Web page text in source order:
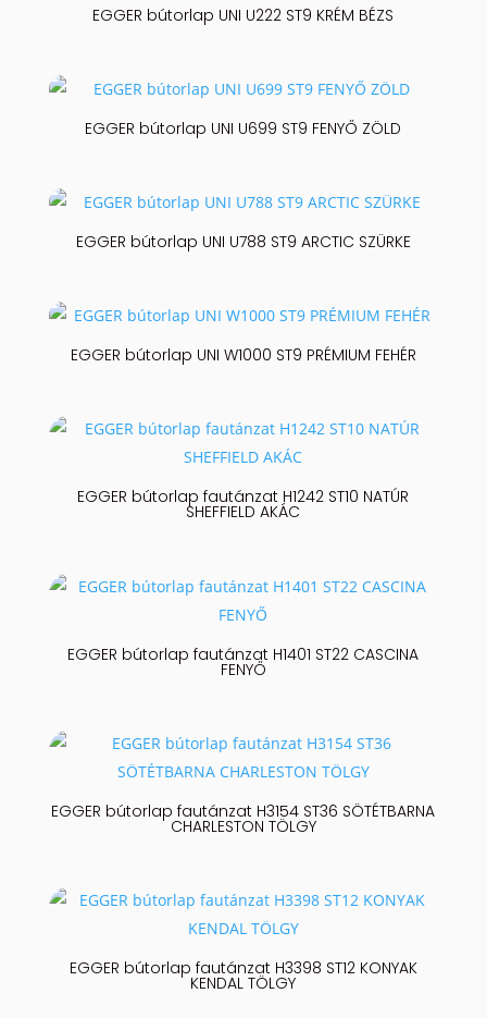
EGGER bútorlap UNI U222 ST9 KRÉM BÉZS
EGGER bútorlap UNI U699 ST9 FENYŐ ZÖLD
EGGER bútorlap UNI U788 ST9 ARCTIC SZÜRKE
EGGER bútorlap UNI W1000 ST9 PRÉMIUM FEHÉR
EGGER bútorlap fautánzat H1242 ST10 NATÚR
SHEFFIELD AKÁC
EGGER bútorlap fautánzat H1401 ST22 CASCINA
FENYŐ
EGGER bútorlap fautánzat H3154 ST36 SÖTÉTBARNA
CHARLESTON TÖLGY
EGGER bútorlap fautánzat H3398 ST12 KONYAK
KENDAL TÖLGY